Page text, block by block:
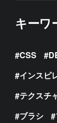
キーワ
CSS
インスピ
テクスチ
ブラシ